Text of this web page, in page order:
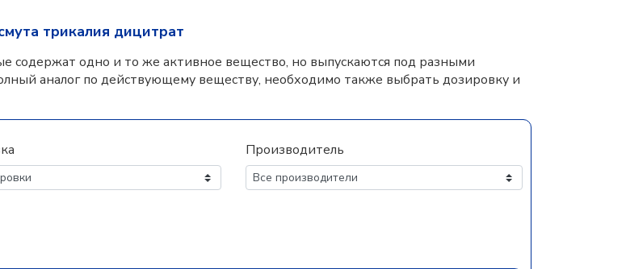
трикалия дицитрат
одно и то же активное вещество, но выпускаются под разными
аналог по действующему веществу, необходимо также выбрать дозировку и
Производитель